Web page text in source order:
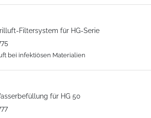
Filtersystem für HG-Serie
bei infektiösen Materialien
für HG 50